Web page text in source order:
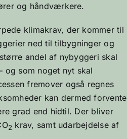
og håndværkere.
klimakrav, der kommer til
ned til tilbygninger og
andel af nybyggeri skal
som noget nyt skal
fremover også regnes
kan dermed forvente
grad end hidtil. Der bliver
2 krav, samt udarbejdelse af